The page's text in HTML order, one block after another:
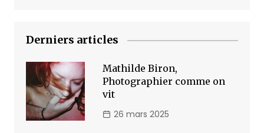
Derniers articles
Mathilde Biron,
Photographier comme on
vit
26 mars 2025